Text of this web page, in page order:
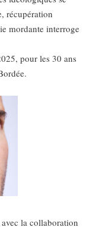
récupération
mordante interroge
pour les 30 ans
la collaboration